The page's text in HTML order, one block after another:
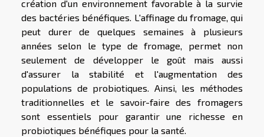
création d'un environnement favorable à la survie
des bactéries bénéfiques. L'affinage du fromage, qui
peut durer de quelques semaines à plusieurs
années selon le type de fromage, permet non
seulement de développer le goût mais aussi
d'assurer la stabilité et l'augmentation des
populations de probiotiques. Ainsi, les méthodes
traditionnelles et le savoir-faire des fromagers
sont essentiels pour garantir une richesse en
probiotiques bénéfiques pour la santé.